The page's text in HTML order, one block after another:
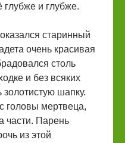
глубже и глубже.
старинный
очень красивая
столь
и без всяких
шапку.
головы мертвеца,
части. Парень
из этой